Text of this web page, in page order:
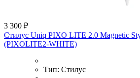
3 300 ₽
Стилус Uniq PIXO LITE 2.0 Magnetic
(PIXOLITE2-WHITE)
Тип: Стилус